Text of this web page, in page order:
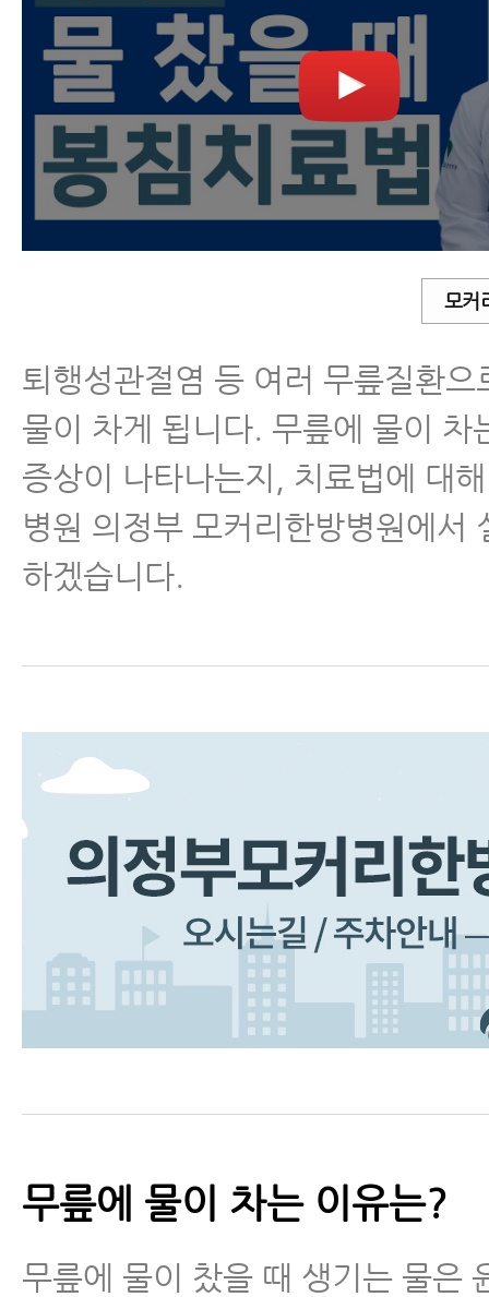
모커
퇴행성관절염 등 여러 무릎질환으
물이 차게 됩니다. 무릎에 물이 차
증상이 나타나는지, 치료법에 대
병원 의정부 모커리한방병원에서
하겠습니다.
무릎에 물이 차는 이유는?
무릎에 물이 찼을 때 생기는 물은